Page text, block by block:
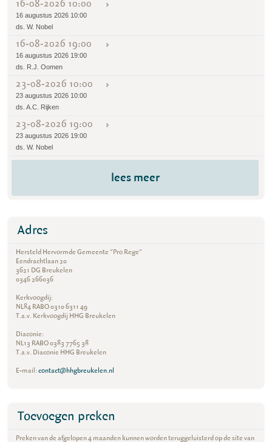
16-08-2026 10:00
16 augustus 2026 10:00
ds. W. Nobel
16-08-2026 19:00
16 augustus 2026 19:00
ds. R.J. Oomen
23-08-2026 10:00
23 augustus 2026 10:00
ds. A.C. Rijken
23-08-2026 19:00
23 augustus 2026 19:00
ds. W. Nobel
lees meer
Adres
Hersteld Hervormde Gemeente "Pro Rege"
Eendrachtlaan 20
3621 DG Breukelen
0346 266036
Kerkvoogdij:
NL84 RABO 0310 6311 49
T.a.v. Kerkvoogdij HHG Breukelen
Diaconie:
NL13 RABO 0383 7765 38
T.a.v. Diaconie HHG Breukelen
E-mail:contact@hhgbreukelen.nl
Toevoegen preken
Preken van de afgelopen 4 maanden kunnen worden teruggeluisterd op de site van